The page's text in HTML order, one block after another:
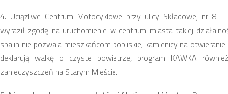
4. Uciążliwe Centrum Motocyklowe przy ulicy Składowej nr 8
wyraził zgodę na uruchomienie w centrum miasta takiej
spalin nie pozwala mieszkańcom pobliskiej kamienicy na
deklarują walkę o czyste powietrze, program KAWKA
zanieczyszczeń na Starym Mieście.